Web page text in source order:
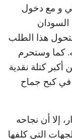
و مع دخول
السودان
هذا الطلب
كما وستحرم
كتلة نقدية
في كبح جماح
إلا أن نجاحه
التي كلفها